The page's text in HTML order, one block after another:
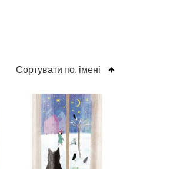
Сортувати по: імені